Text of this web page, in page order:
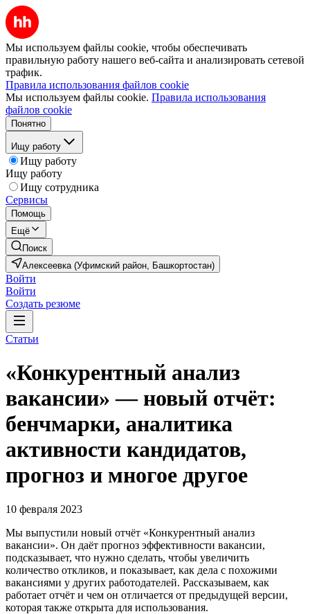
Мы используем файлы cookie, чтобы обеспечивать
правильную работу нашего веб-сайта и анализировать сетевой
трафик.
Правила использования файлов cookie
Мы используем файлы cookie. Правила использования
файлов cookie
Понятно
Ищу работу
Ищу работу
Ищу работу
Ищу сотрудника
Сервисы
Помощь
Ещё
Поиск
Алексеевка (Уфимский район, Башкортостан)
Войти
Войти
Создать резюме
Статьи
«Конкурентный анализ
вакансии» — новый отчёт:
бенчмарки, аналитика
активности кандидатов,
прогноз и многое другое
10 февраля 2023
Мы выпустили новый отчёт «Конкурентный анализ
вакансии». Он даёт прогноз эффективности вакансии,
подсказывает, что нужно сделать, чтобы увеличить
количество откликов, и показывает, как дела с похожими
вакансиями у других работодателей. Рассказываем, как
работает отчёт и чем он отличается от предыдущей версии,
которая также открыта для использования.